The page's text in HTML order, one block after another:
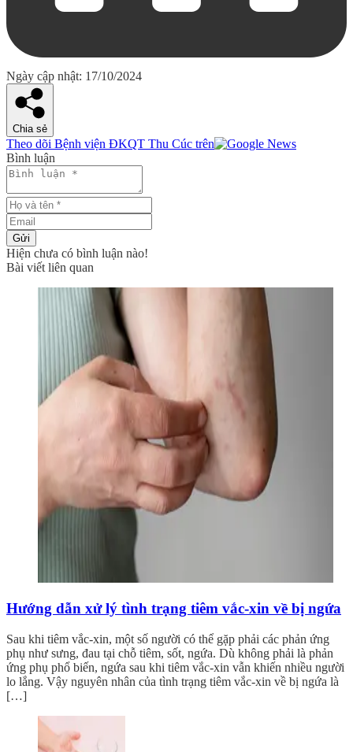
Ngày cập nhật: 17/10/2024
Chia sẻ
Theo dõi Bệnh viện ĐKQT Thu Cúc trên
Bình luận
Gửi
Hiện chưa có bình luận nào!
Bài viết liên quan
Hướng dẫn xử lý tình trạng tiêm vắc-xin về bị ngứa
Sau khi tiêm vắc-xin, một số người có thể gặp phải các phản ứng
phụ như sưng, đau tại chỗ tiêm, sốt, ngứa. Dù không phải là phản
ứng phụ phổ biến, ngứa sau khi tiêm vắc-xin vẫn khiến nhiều người
lo lắng. Vậy nguyên nhân của tình trạng tiêm vắc-xin về bị ngứa là
[…]